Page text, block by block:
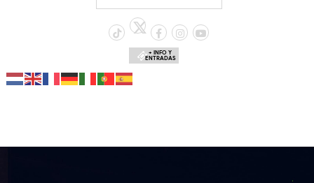
+ INFO Y
ENTRADAS